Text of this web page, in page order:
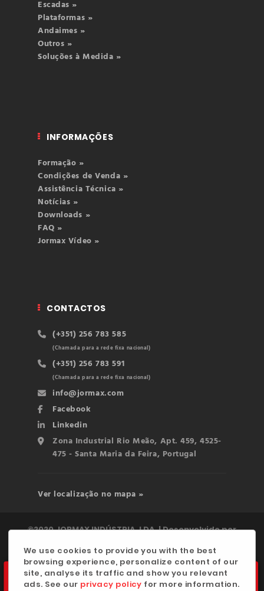
Escadas »
Plataformas »
Andaimes »
Outros »
Soluções à Medida »
INFORMAÇÕES
Formação »
Condições de Venda »
Assistência Técnica »
Notícias »
Downloads »
FAQ »
Jormax Vídeo »
CONTACTOS
(+351) 256 783 585
(Chamada para a rede fixa nacional)
(+351) 256 783 591
(Chamada para a rede fixa nacional)
info@jormax.com
Facebook
Linkedin
Zona Industrial Rio Meão, Apt. 459, 4525-
475 - Santa Maria da Feira, Portugal
Ver localização no mapa »
©2020 JORMAX INDÚSTRIA, LDA. | Desenvolvido por
digitalgreen
Política de Privacidade
We use cookies to provide you with the best
browsing experience, personalize content of our
site, analyse its traffic and show you relevant
ads. See our privacy policy for more information.
Estaremos encerrados para